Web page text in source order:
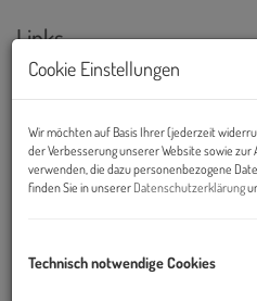
Links
Cookie Einstellungen
Wir möchten auf Basis Ihrer (jederzeit
der Verbesserung unserer Website sowie
verwenden, die dazu personenbezogene
finden Sie in unserer Datenschutzerklärung
Technisch notwendige Cookies